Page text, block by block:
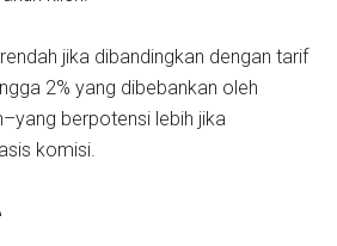
jika dibandingkan dengan tarif
2% yang dibebankan oleh
berpotensi lebih jika
komisi.